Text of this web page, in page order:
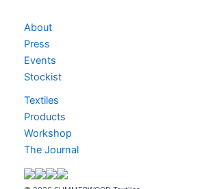
About
Press
Events
Stockist
Textiles
Products
Workshop
The Journal